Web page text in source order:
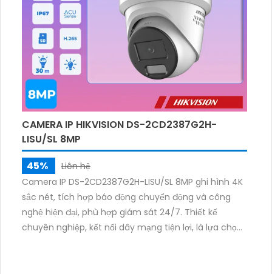
CAMERA IP HIKVISION DS-2CD2387G2H-
LISU/SL 8MP
45%
Liên hệ
Camera IP DS-2CD2387G2H-LISU/SL 8MP ghi hình 4K
sắc nét, tích hợp báo động chuyển động và công
nghệ hiện đại, phù hợp giám sát 24/7. Thiết kế
chuyên nghiệp, kết nối dây mạng tiện lợi, là lựa chọn